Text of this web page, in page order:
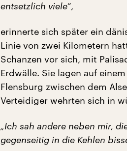
entsetzlich viele“,
erinnerte sich später ein
Linie von zwei Kilometern
Schanzen vor sich, mit
Erdwälle. Sie lagen auf
Flensburg zwischen dem
Verteidiger wehrten sich in
„Ich sah andere neben mir,
gegenseitig in die Kehlen